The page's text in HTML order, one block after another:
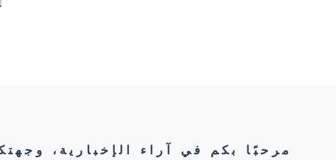
مرحبًا بكم في آراء الإخبارية،